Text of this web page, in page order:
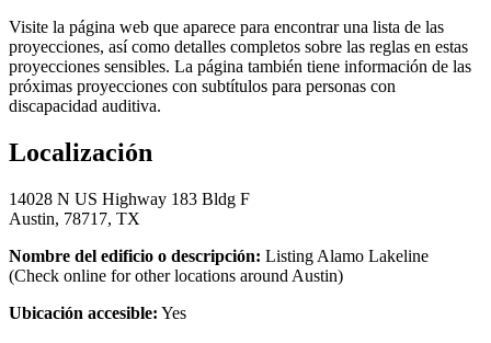
Visite la página web que aparece para encontrar una lista de las
proyecciones, así como detalles completos sobre las reglas en estas
proyecciones sensibles. La página también tiene información de las
próximas proyecciones con subtítulos para personas con
discapacidad auditiva.
Localización
14028 N US Highway 183 Bldg F
Austin, 78717, TX
Nombre del edificio o descripción: Listing Alamo Lakeline
(Check online for other locations around Austin)
Ubicación accesible: Yes